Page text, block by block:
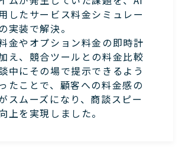
したサービス料金シミュレー
実装で解決。
金やオプション料金の即時計
え、競合ツールとの料金比較
中にその場で提示できるよう
たことで、顧客への料金感の
スムーズになり、商談スピー
上を実現しました。